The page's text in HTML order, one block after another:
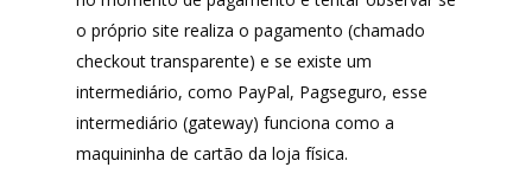
o próprio site realiza o pagamento (chamado
checkout transparente) e se existe um
intermediário, como PayPal, Pagseguro, esse
intermediário (gateway) funciona como a
maquininha de cartão da loja física.